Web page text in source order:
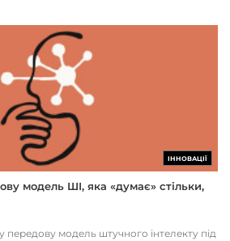
ІННОВАЦІЇ
модель ШІ, яка «думає» стільки,
модель штучного інтелекту під